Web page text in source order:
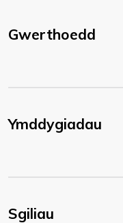
Gwerthoedd
Ymddygiadau
Sgiliau